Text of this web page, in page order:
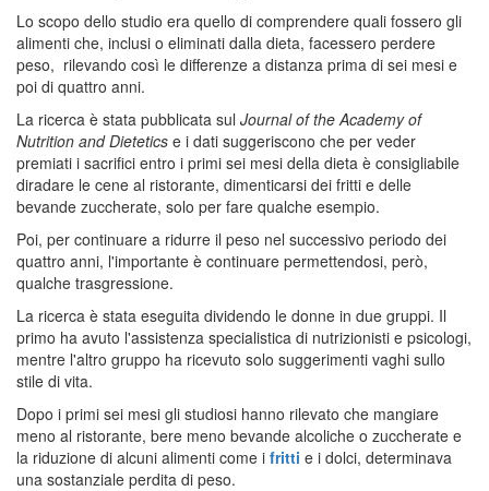
Lo scopo dello studio era quello di comprendere quali fossero gli
alimenti che, inclusi o eliminati dalla dieta, facessero perdere
peso, rilevando così le differenze a distanza prima di sei mesi e
poi di quattro anni.
La ricerca è stata pubblicata sul Journal of the Academy of
Nutrition and Dietetics e i dati suggeriscono che per veder
premiati i sacrifici entro i primi sei mesi della dieta è consigliabile
diradare le cene al ristorante, dimenticarsi dei fritti e delle
bevande zuccherate, solo per fare qualche esempio.
Poi, per continuare a ridurre il peso nel successivo periodo dei
quattro anni, l'importante è continuare permettendosi, però,
qualche trasgressione.
La ricerca è stata eseguita dividendo le donne in due gruppi. Il
primo ha avuto l'assistenza specialistica di nutrizionisti e psicologi,
mentre l'altro gruppo ha ricevuto solo suggerimenti vaghi sullo
stile di vita.
Dopo i primi sei mesi gli studiosi hanno rilevato che mangiare
meno al ristorante, bere meno bevande alcoliche o zuccherate e
la riduzione di alcuni alimenti come i fritti e i dolci, determinava
una sostanziale perdita di peso.